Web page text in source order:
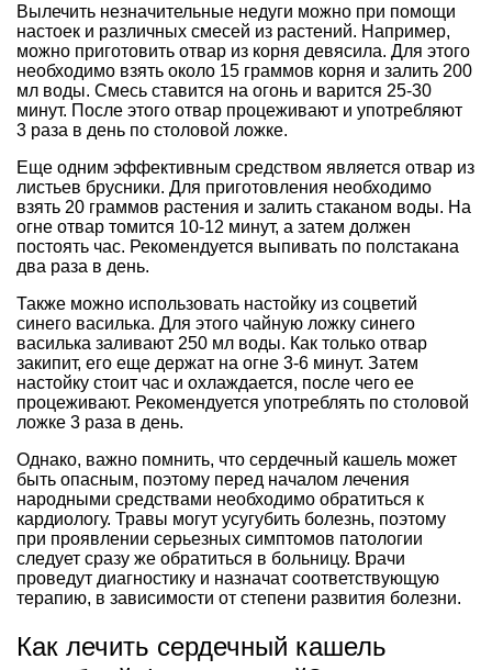
Вылечить незначительные недуги можно при помощи
настоек и различных смесей из растений. Например,
можно приготовить отвар из корня девясила. Для этого
необходимо взять около 15 граммов корня и залить 200
мл воды. Смесь ставится на огонь и варится 25-30
минут. После этого отвар процеживают и употребляют
3 раза в день по столовой ложке.
Еще одним эффективным средством является отвар из
листьев брусники. Для приготовления необходимо
взять 20 граммов растения и залить стаканом воды. На
огне отвар томится 10-12 минут, а затем должен
постоять час. Рекомендуется выпивать по полстакана
два раза в день.
Также можно использовать настойку из соцветий
синего василька. Для этого чайную ложку синего
василька заливают 250 мл воды. Как только отвар
закипит, его еще держат на огне 3-6 минут. Затем
настойку стоит час и охлаждается, после чего ее
процеживают. Рекомендуется употреблять по столовой
ложке 3 раза в день.
Однако, важно помнить, что сердечный кашель может
быть опасным, поэтому перед началом лечения
народными средствами необходимо обратиться к
кардиологу. Травы могут усугубить болезнь, поэтому
при проявлении серьезных симптомов патологии
следует сразу же обратиться в больницу. Врачи
проведут диагностику и назначат соответствующую
терапию, в зависимости от степени развития болезни.
Как лечить сердечный кашель